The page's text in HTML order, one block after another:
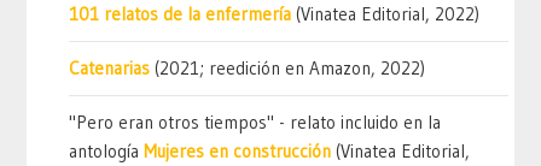
101 relatos de la enfermería (Vinatea Editorial, 2022)
Catenarias (2021; reedición en Amazon, 2022)
"Pero eran otros tiempos" - relato incluido en la
antologíaMujeres en construcción (Vinatea Editorial,